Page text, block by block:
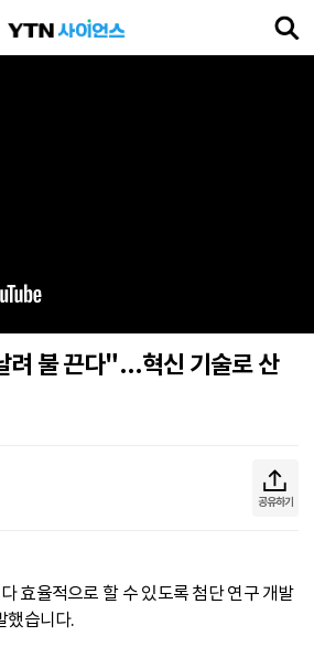
려 불 끈다"...혁신 기술로 산
공유하기
효율적으로 할 수 있도록 첨단 연구 개발
했습니다.